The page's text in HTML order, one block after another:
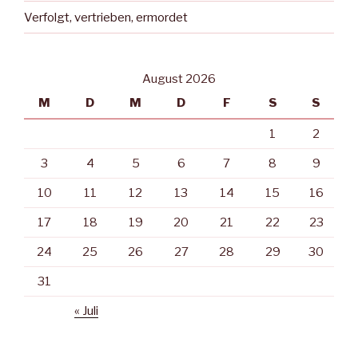
Verfolgt, vertrieben, ermordet
August 2026
M
D M D F S S
1 2
3 4 5 6 7 8 9
10 11 12 13 14 15 16
17 18 19 20 21 22 23
24 25 26 27 28 29 30
31
« Juli